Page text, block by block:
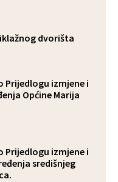
dvorišta
Općine Marija
središnjeg